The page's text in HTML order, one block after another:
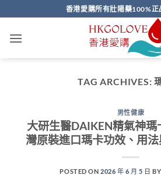
to
content
香港愛購所有壯陽藥100%正
TAG ARCHIVES:
男性健康
大研生醫DAIKEN精氣神
灣原裝進口瑪卡功效、用
POSTED ON2026 年 6 月 5 日